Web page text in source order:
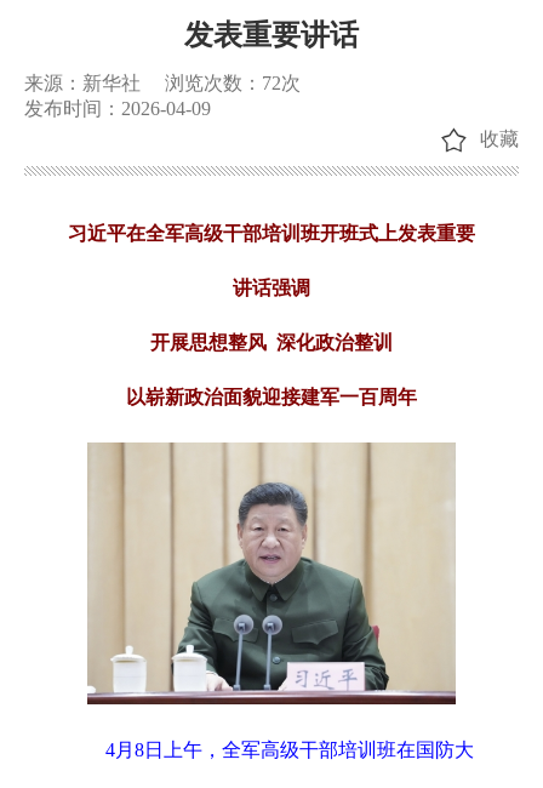
发表重要讲话
来源：新华社 浏览次数： 72次
发布时间：2026-04-09
收藏
习近平在全军高级干部培训班开班式上发表重要
讲话强调
开展思想整风 深化政治整训
以崭新政治面貌迎接建军一百周年
4月8日上午，全军高级干部培训班在国防大